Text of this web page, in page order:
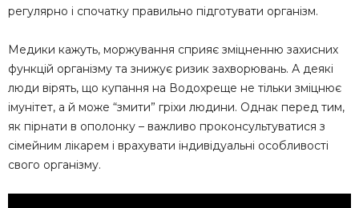
регулярно і спочатку правильно підготувати організм.
Медики кажуть, моржування сприяє зміцненню захисних
функцій організму та знижує ризик захворювань. А деякі
люди вірять, що купання на Водохреще не тільки зміцнює
імунітет, а й може “змити” гріхи людини. Однак перед тим,
як пірнати в ополонку – важливо проконсультуватися з
сімейним лікарем і врахувати індивідуальні особливості
свого організму.